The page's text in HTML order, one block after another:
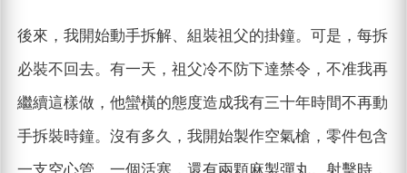
後來，我開始動手拆解、組裝祖父的掛鐘。可是，每拆
必裝不回去。有一天，祖父冷不防下達禁令，不准我再
繼續這樣做，他蠻橫的態度造成我有三十年時間不再動
手拆裝時鐘。沒有多久，我開始製作空氣槍，零件包含